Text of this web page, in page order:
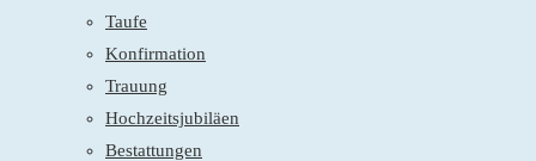
Taufe
Konfirmation
Trauung
Hochzeitsjubiläen
Bestattungen